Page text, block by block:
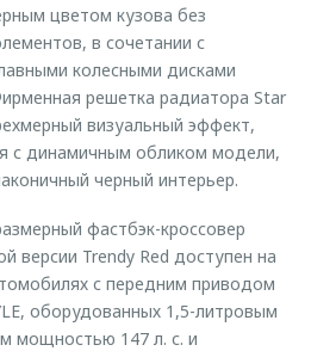
цветом кузова без
в сочетании с
колесными дисками
решетка радиатора Star
визуальный эффект,
с динамичным обликом модели,
черный интерьер.
фастбэк-кроссовер
версии Trendy Red доступен на
с передним приводом
оборудованных 1,5-литровым
мощностью 147 л. с. и